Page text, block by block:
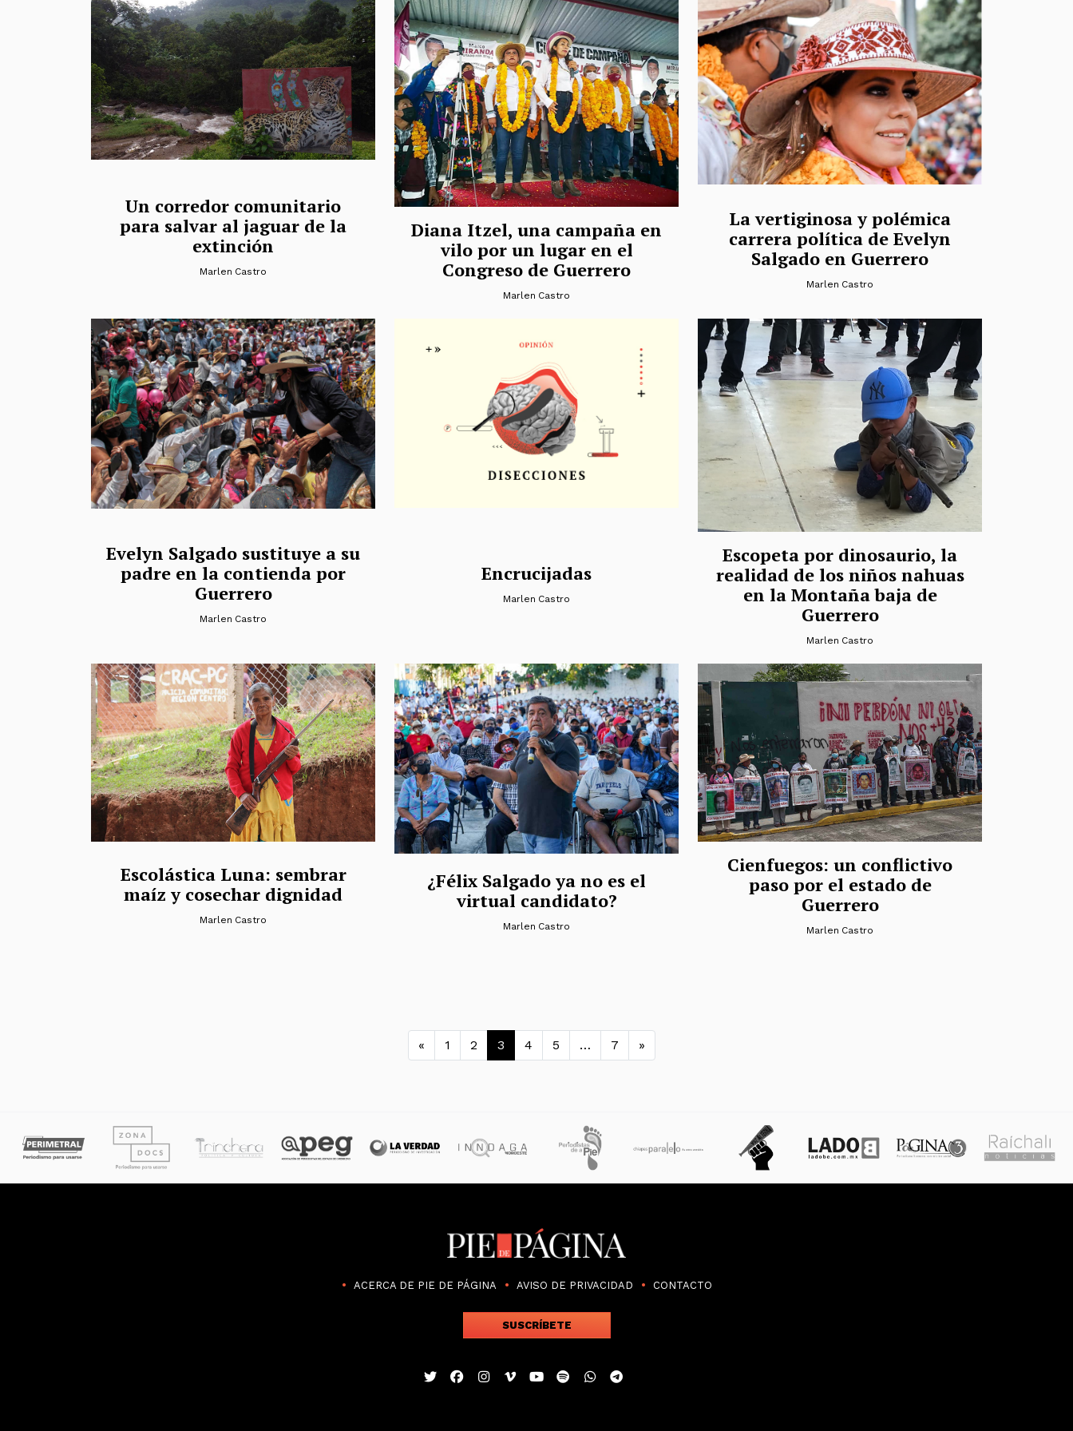
Un corredor comunitario
para salvar al jaguar de la
extinción
Marlen Castro
Diana Itzel, una campaña en
vilo por un lugar en el
Congreso de Guerrero
Marlen Castro
La vertiginosa y polémica
carrera política de Evelyn
Salgado en Guerrero
Marlen Castro
Evelyn Salgado sustituye a su
padre en la contienda por
Guerrero
Marlen Castro
Encrucijadas
Marlen Castro
Escopeta por dinosaurio, la
realidad de los niños nahuas
en la Montaña baja de
Guerrero
Marlen Castro
Escolástica Luna: sembrar
maíz y cosechar dignidad
Marlen Castro
¿Félix Salgado ya no es el
virtual candidato?
Marlen Castro
Cienfuegos: un conflictivo
paso por el estado de
Guerrero
Marlen Castro
Navegación de entradas
« 1 2 3 4 5 … 7 »
ACERCA DE PIE DE PÁGINA AVISO DE PRIVACIDAD CONTACTO
SUSCRÍBETE